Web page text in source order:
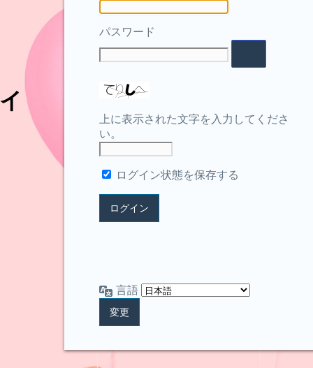
パスワード
上に表示された文字を入力してくださ
い。
ログイン状態を保存する
言語